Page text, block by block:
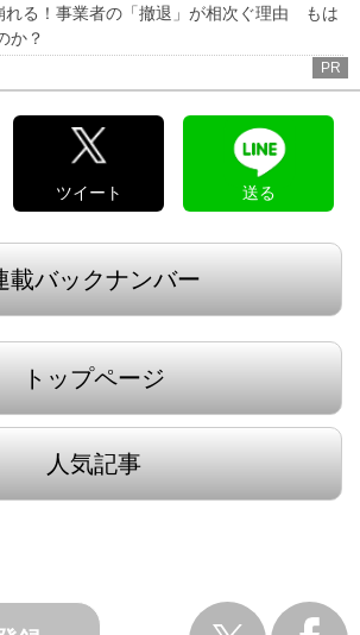
れる！事業者の「撤退」が相次ぐ理由 もは
か？
PR
ツイート 送る
載バックナンバー
トップページ
人気記事